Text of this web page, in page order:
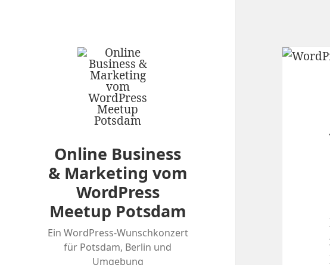
Online Business
& Marketing vom
WordPress
Meetup Potsdam
Ein WordPress-Wunschkonzert
für Potsdam, Berlin und
Umgebung